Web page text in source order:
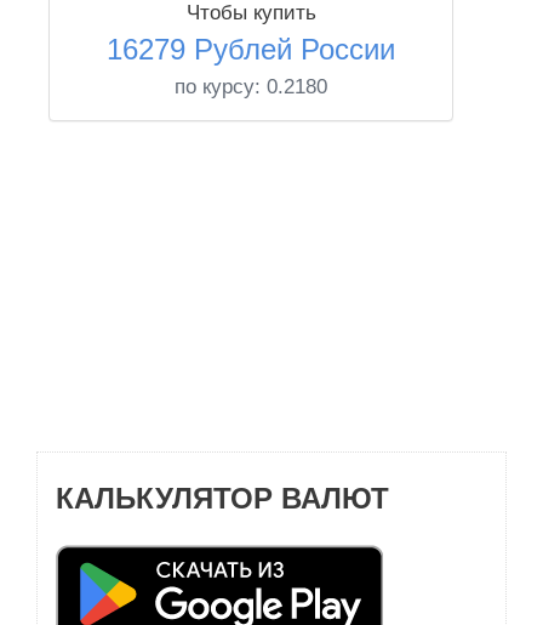
Чтобы купить
16279 Рублей России
по курсу: 0.2180
КАЛЬКУЛЯТОР ВАЛЮТ